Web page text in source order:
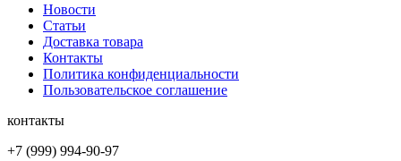
Новости
Статьи
Доставка товара
Контакты
Политика конфиденциальности
Пользовательское соглашение
контакты
+7 (999) 994-90-97